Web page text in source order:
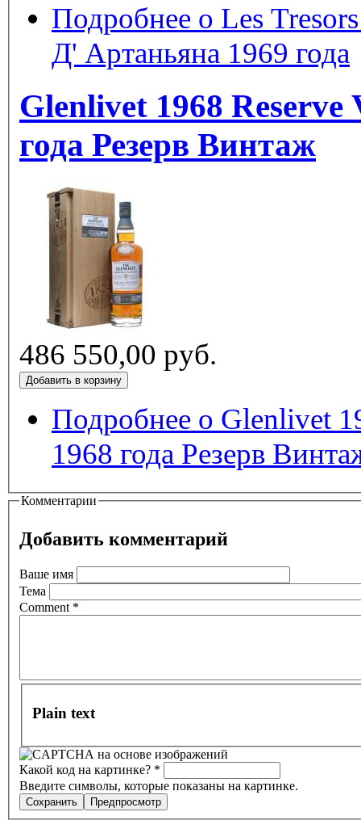
Подробнее о Les
Д' Артаньяна 1969 года
Glenlivet 1968 Reserve
года Резерв Винтаж
486 550,00 руб.
Подробнее о Glenlivet
1968 года Резерв
Комментарии
Добавить комментарий
Ваше имя
Тема
Comment *
Plain text
Какой код на картинке? *
Введите символы, которые показаны на картинке.